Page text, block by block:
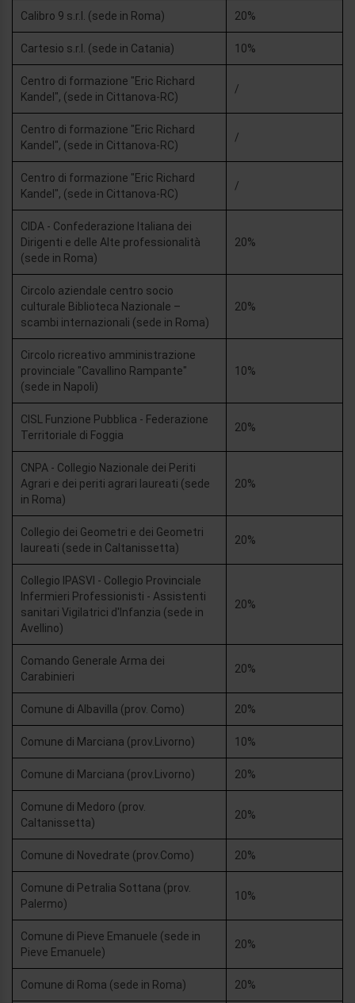
Calibro 9 s.r.l. (sede in Roma) 20%
Cartesio s.r.l. (sede in Catania) 10%
Centro di formazione "Eric Richard
Kandel", (sede in Cittanova-RC)
/
Centro di formazione "Eric Richard
Kandel", (sede in Cittanova-RC)
/
Centro di formazione "Eric Richard
Kandel", (sede in Cittanova-RC)
/
CIDA - Confederazione Italiana dei
Dirigenti e delle Alte professionalità
(sede in Roma)
20%
Circolo aziendale centro socio
culturale Biblioteca Nazionale –
scambi internazionali (sede in Roma)
20%
Circolo ricreativo amministrazione
provinciale "Cavallino Rampante"
(sede in Napoli)
10%
CISL Funzione Pubblica - Federazione
Territoriale di Foggia
20%
CNPA - Collegio Nazionale dei Periti
Agrari e dei periti agrari laureati (sede
in Roma)
20%
Collegio dei Geometri e dei Geometri
laureati (sede in Caltanissetta)
20%
Collegio IPASVI - Collegio Provinciale
Infermieri Professionisti - Assistenti
sanitari Vigilatrici d'Infanzia (sede in
Avellino)
20%
Comando Generale Arma dei
Carabinieri
20%
Comune di Albavilla (prov. Como) 20%
Comune di Marciana (prov.Livorno) 10%
Comune di Marciana (prov.Livorno) 20%
Comune di Medoro (prov.
Caltanissetta)
20%
Comune di Novedrate (prov.Como) 20%
Comune di Petralia Sottana (prov.
Palermo)
10%
Comune di Pieve Emanuele (sede in
Pieve Emanuele)
20%
Comune di Roma (sede in Roma) 20%